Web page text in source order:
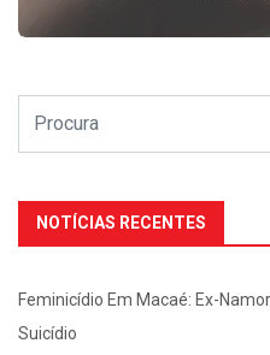
NOTÍCIAS RECENTES
Feminicídio Em Macaé: Ex-
Suicídio